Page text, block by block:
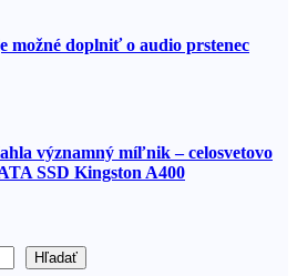
možné doplniť o audio prstenec
významný míľnik – celosvetovo
SSD Kingston A400
Hľadať